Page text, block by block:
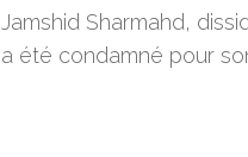
Jamshid Sharmahd,
a été condamné pour